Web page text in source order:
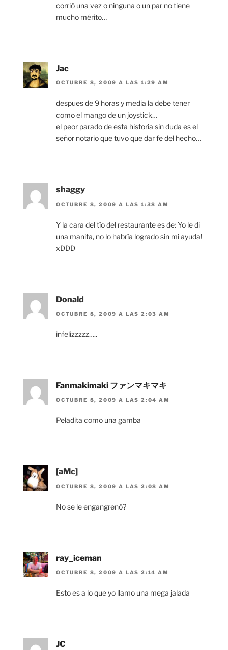
corrió una vez o ninguna o un par no tiene
mucho mérito…
Jac
OCTUBRE 8, 2009 A LAS 1:29 AM
despues de 9 horas y media la debe tener
como el mango de un joystick…
el peor parado de esta historia sin duda es el
señor notario que tuvo que dar fe del hecho…
shaggy
OCTUBRE 8, 2009 A LAS 1:38 AM
Y la cara del tío del restaurante es de: Yo le di
una manita, no lo habría logrado sin mi ayuda!
xDDD
Donald
OCTUBRE 8, 2009 A LAS 2:03 AM
infelizzzzz…..
Fanmakimaki ファンマキマキ
OCTUBRE 8, 2009 A LAS 2:04 AM
Peladita como una gamba
[aMc]
OCTUBRE 8, 2009 A LAS 2:08 AM
No se le engangrenó?
ray_iceman
OCTUBRE 8, 2009 A LAS 2:14 AM
Esto es a lo que yo llamo una mega jalada
JC